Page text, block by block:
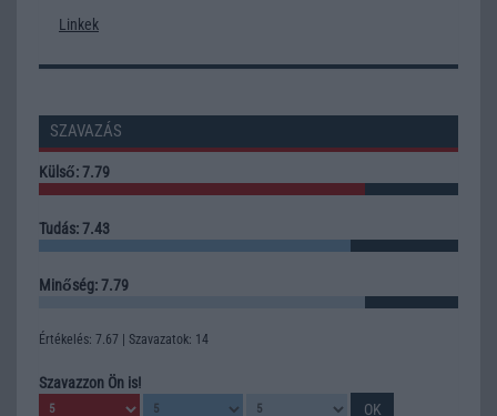
Linkek
SZAVAZÁS
Külső: 7.79
Tudás: 7.43
Minőség: 7.79
Értékelés: 7.67 | Szavazatok: 14
Szavazzon Ön is!